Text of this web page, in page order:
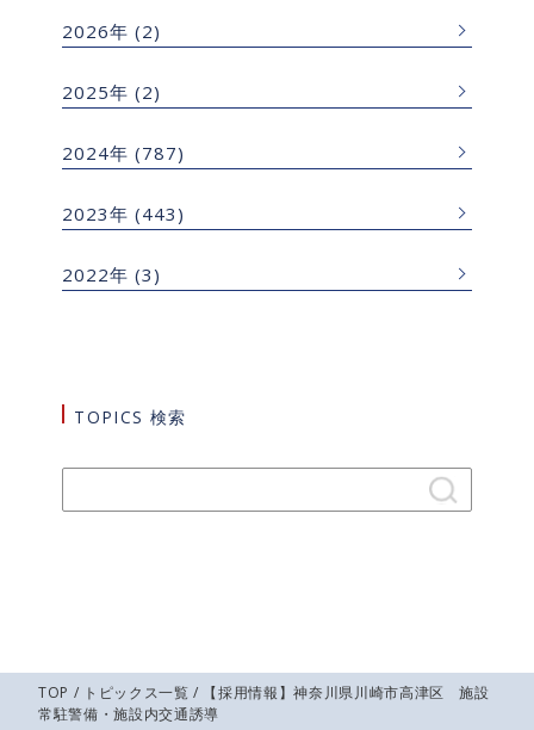
2026年 (2)
2025年 (2)
2024年 (787)
2023年 (443)
2022年 (3)
TOPICS 検索
TOP / トピックス一覧 / 【採用情報】神奈川県川崎市高津区 施設
常駐警備・施設内交通誘導